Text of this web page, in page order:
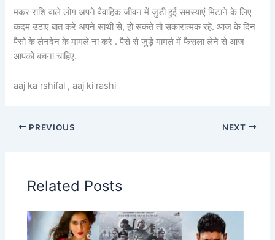
मकर राशि वाले लोग अपने वैवाहिक जीवन में जुडी हुई समस्याएं मिटाने के लिए
कदम उठाए बात करे अपने साथी से, हो सकते तो सकारात्मक रहे. आज के दिन
पैसो के लेनदेन के मामले ना करे . पैसे से जुड़े मामले में फैसला लेने से आज
आपको बचना चाहिए.
aaj ka rshifal , aaj ki rashi
PREVIOUS NEXT
Related Posts